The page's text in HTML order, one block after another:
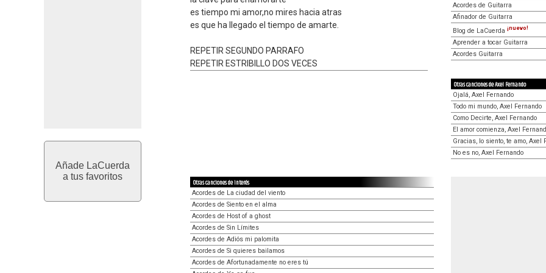
Añade LaCuerda
a tus favoritos
es tiempo mi amor,no mires hacia atras
es que ha llegado el tiempo de amarte.
REPETIR SEGUNDO PARRAFO
REPETIR ESTRIBILLO DOS VECES
Acordes de Guitarra
Afinador de Guitarra
Blog de LaCuerda ¡nuevo!
Aprender a tocar Guitarra
Acordes Guitarra
Otras canciones de Axel Fernando
Ojalá, Axel Fernando
Todo mi mundo, Axel Fernando
Como Decirte, Axel Fernando
El amor comienza, Axel
Gracias, lo siento, te amo, Axel
No es no, Axel Fernando
Otras canciones de interés
Acordes de La ciudad del viento
Acordes de Siento en el alma
Acordes de Host of a ghost
Acordes de Sin Límites
Acordes de Adiós mi palomita
Acordes de Si quieres bailamos
Acordes de Afortunadamente no eres tú